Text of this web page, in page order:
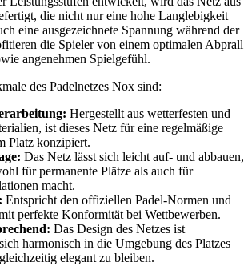
die nicht nur eine hohe Langlebigkeit
eine ausgezeichnete Spannung während der
die Spieler von einem optimalen Abprall
angenehmen Spielgefühl.
des Padelnetzes Nox sind:
Hergestellt aus wetterfesten und
ist dieses Netz für eine regelmäßige
Platz konzipiert.
Das Netz lässt sich leicht auf- und abbauen,
für permanente Plätze als auch für
macht.
Entspricht den offiziellen Padel-Normen und
perfekte Konformität bei Wettbewerben.
Das Design des Netzes ist
harmonisch in die Umgebung des Platzes
elegant zu bleiben.